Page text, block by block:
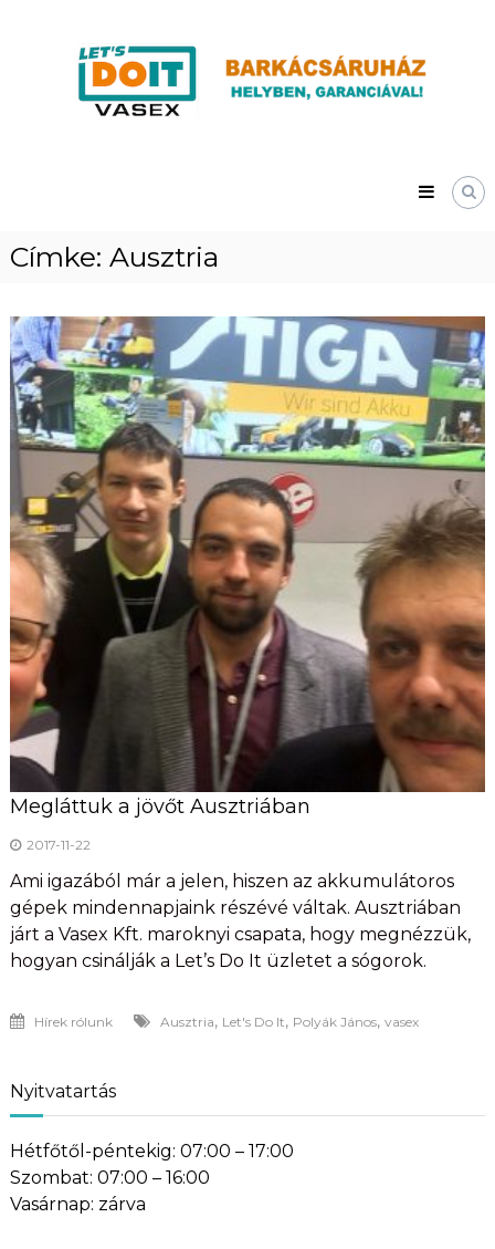
Címke: Ausztria
Megláttuk a jövőt Ausztriában
2017-11-22
Ami igazából már a jelen, hiszen az akkumulátoros
gépek mindennapjaink részévé váltak. Ausztriában
járt a Vasex Kft. maroknyi csapata, hogy megnézzük,
hogyan csinálják a Let’s Do It üzletet a sógorok.
Hírek rólunk Ausztria, Let's Do It, Polyák János, vasex
Nyitvatartás
Hétfőtől-péntekig: 07:00 – 17:00
Szombat: 07:00 – 16:00
Vasárnap: zárva